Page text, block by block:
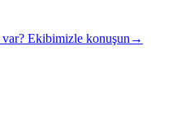
var? Ekibimizle konuşun →